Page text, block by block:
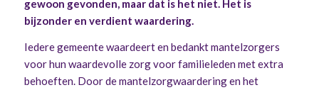
gewoon gevonden, maar dat is het niet. Het is
bijzonder en verdient waardering.
Iedere gemeente waardeert en bedankt mantelzorgers
voor hun waardevolle zorg voor familieleden met extra
behoeften. Door de mantelzorgwaardering en het